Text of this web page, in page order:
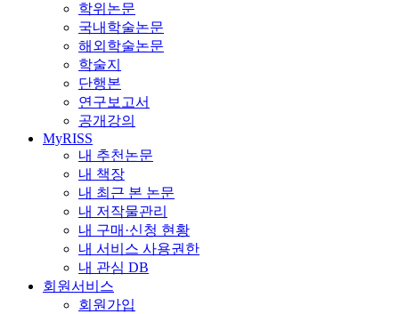
학위논문
국내학술논문
해외학술논문
학술지
단행본
연구보고서
공개강의
MyRISS
내 추천논문
내 책장
내 최근 본 논문
내 저작물관리
내 구매·신청 현황
내 서비스 사용권한
내 관심 DB
회원서비스
회원가입